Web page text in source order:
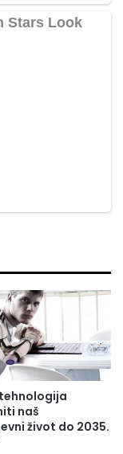
naš
život do 2035.